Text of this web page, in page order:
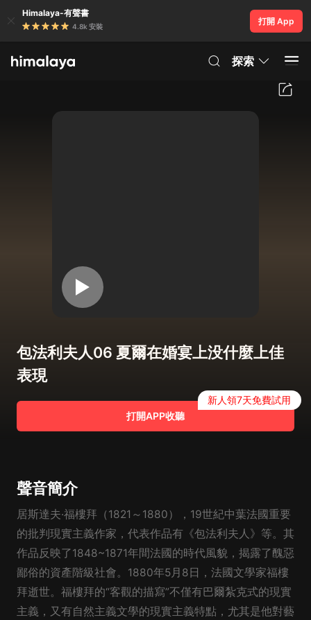
Himalaya-有聲書
4.8k 安裝
打開 App
探索
包法利夫人06 夏爾在婚宴上没什麼上佳
表現
打開APP收聽
新人領7天免費試用
聲音簡介
居斯達夫·福樓拜（1821～1880），19世紀中葉法國重要
的批判現實主義作家，代表作品有《包法利夫人》等。其
作品反映了1848~1871年間法國的時代風貌，揭露了醜惡
鄙俗的資產階級社會。1880年5月8日，法國文學家福樓
拜逝世。福樓拜的“客觀的描寫”不僅有巴爾紮克式的現實
主義，又有自然主義文學的現實主義特點，尤其是他對藝